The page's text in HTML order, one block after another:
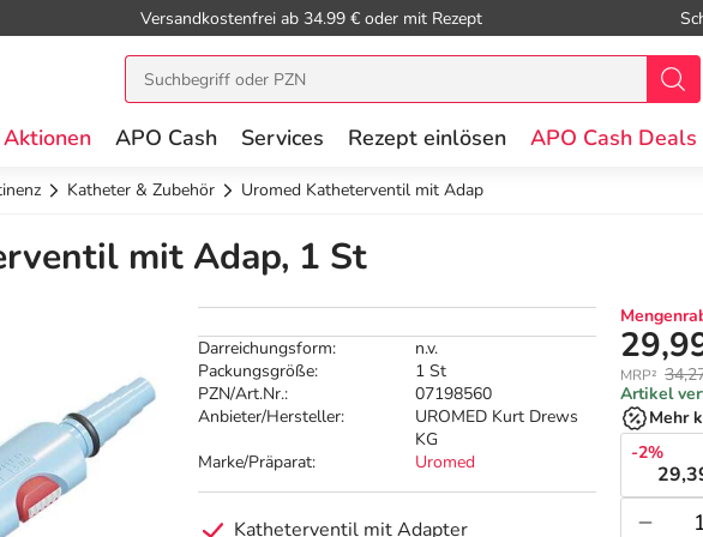
Versandkostenfrei ab 34.99 € oder mit Rezept
Aktionen APO Cash Services Rezept einlösen APO Cash Deals
Katheter & Zubehör Uromed Katheterventil mit Adap
mit Adap, 1 St
Darreichungsform:
n.v.
Packungsgröße:
1 St
PZN/Art.Nr.:
07198560
Anbieter/Hersteller:
UROMED Kurt Drews
KG
Marke/Präparat:
Uromed
Katheterventil mit Adapter
MRP²
Artikel
Mehr
-2%